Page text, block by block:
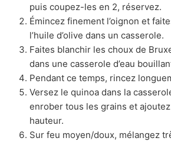
puis coupez-les en 2, réservez.
Émincez finement l’oignon et
l’huile d’olive dans un casserole.
Faites blanchir les choux de
dans une casserole d’eau
Pendant ce temps, rincez
Versez le quinoa dans la
enrober tous les grains et
hauteur.
Sur feu moyen/doux, mélangez